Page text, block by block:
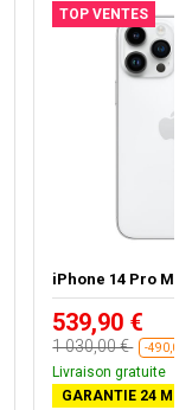
TOP VENTES
iPhone 14 Pro
539,90 €
1 030,00 € -490,00
Livraison gratuite
GARANTIE 24